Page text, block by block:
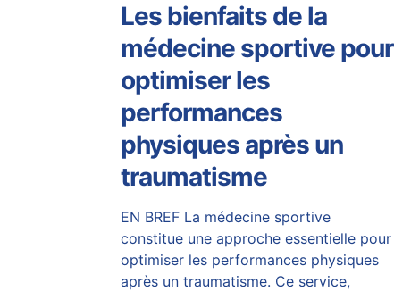
Les bienfaits de la
médecine sportive pour
optimiser les
performances
physiques après un
traumatisme
EN BREF La médecine sportive
constitue une approche essentielle pour
optimiser les performances physiques
après un traumatisme. Ce service,